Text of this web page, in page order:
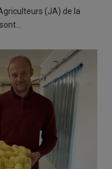
(JA) de la